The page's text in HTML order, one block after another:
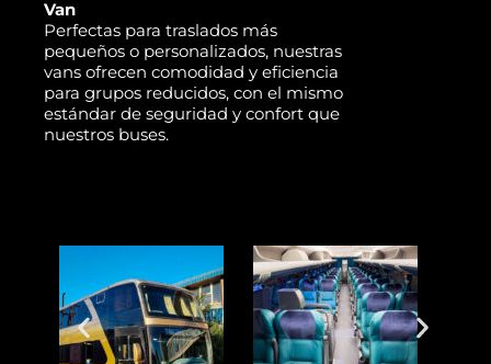
Van
Perfectas para traslados más
pequeños o personalizados, nuestras
vans ofrecen comodidad y eficiencia
para grupos reducidos, con el mismo
estándar de seguridad y confort que
nuestros buses.